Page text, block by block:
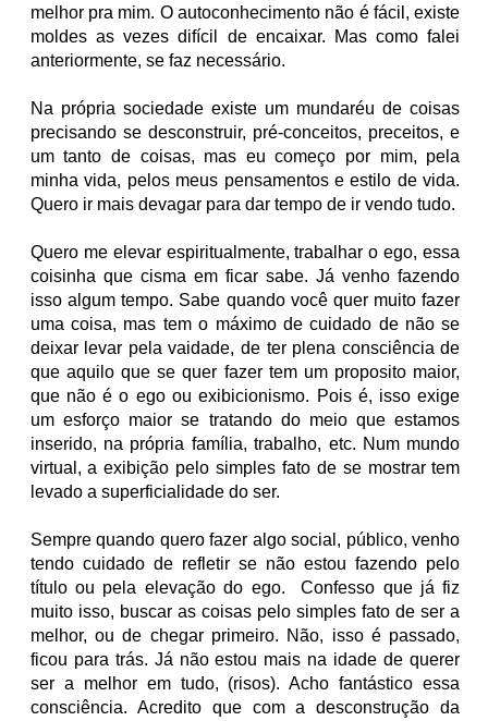
melhor pra mim. O autoconhecimento não é fácil, existe
moldes as vezes difícil de encaixar. Mas como falei
anteriormente, se faz necessário.
Na própria sociedade existe um mundaréu de coisas
precisando se desconstruir, pré-conceitos, preceitos, e
um tanto de coisas, mas eu começo por mim, pela
minha vida, pelos meus pensamentos e estilo de vida.
Quero ir mais devagar para dar tempo de ir vendo tudo.
Quero me elevar espiritualmente, trabalhar o ego, essa
coisinha que cisma em ficar sabe. Já venho fazendo
isso algum tempo. Sabe quando você quer muito fazer
uma coisa, mas tem o máximo de cuidado de não se
deixar levar pela vaidade, de ter plena consciência de
que aquilo que se quer fazer tem um proposito maior,
que não é o ego ou exibicionismo. Pois é, isso exige
um esforço maior se tratando do meio que estamos
inserido, na própria família, trabalho, etc. Num mundo
virtual, a exibição pelo simples fato de se mostrar tem
levado a superficialidade do ser.
Sempre quando quero fazer algo social, público, venho
tendo cuidado de refletir se não estou fazendo pelo
título ou pela elevação do ego.
Confesso que já fiz
muito isso, buscar as coisas pelo simples fato de ser a
melhor, ou de chegar primeiro. Não, isso é passado,
ficou para trás. Já não estou mais na idade de querer
ser a melhor em tudo, (risos). Acho fantástico essa
consciência. Acredito que com a desconstrução da